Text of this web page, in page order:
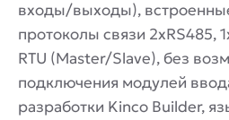
входы/выходы),
протоколы связи 2xRS485,
RTU (Master/Slave), без
подключения модулей
разработки Kinco Builder,